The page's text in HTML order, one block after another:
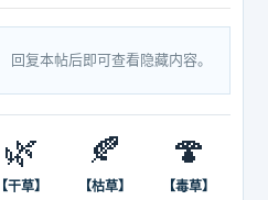
回复本帖后即可查看隐藏内容。
🌿
【干草】
🍂
【枯草】
🍄
【毒草】